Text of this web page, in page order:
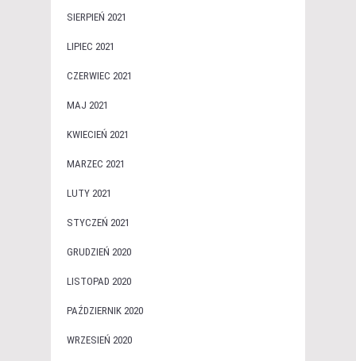
SIERPIEŃ 2021
LIPIEC 2021
CZERWIEC 2021
MAJ 2021
KWIECIEŃ 2021
MARZEC 2021
LUTY 2021
STYCZEŃ 2021
GRUDZIEŃ 2020
LISTOPAD 2020
PAŹDZIERNIK 2020
WRZESIEŃ 2020